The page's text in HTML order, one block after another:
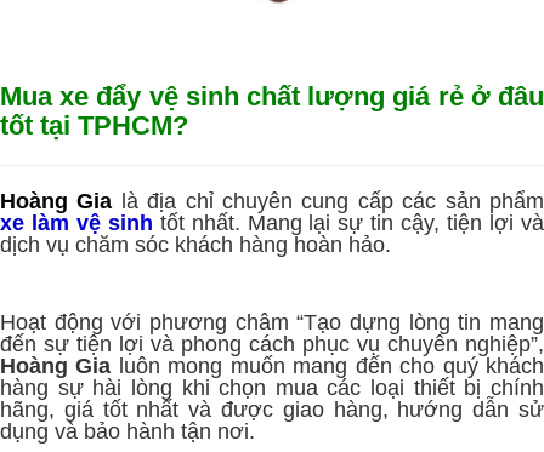
Mua xe đẩy vệ sinh chất lượng giá rẻ ở đâu
tốt tại TPHCM?
Hoàng Gia là địa chỉ chuyên cung cấp các sản phẩm
xe làm vệ sinh tốt nhất. Mang lại sự tin cậy, tiện lợi và
dịch vụ chăm sóc khách hàng hoàn hảo.
Hoạt động với phương châm “Tạo dựng lòng tin mang
đến sự tiện lợi và phong cách phục vụ chuyên nghiệp”,
Hoàng Gia luôn mong muốn mang đến cho quý khách
hàng sự hài lòng khi chọn mua các loại thiết bị chính
hãng, giá tốt nhất và được giao hàng, hướng dẫn sử
dụng và bảo hành tận nơi.